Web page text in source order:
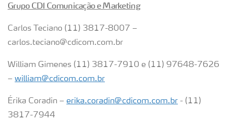
Grupo CDI Comunicação e Marketing
Carlos Teciano (11) 3817-8007 –
carlos.teciano@cdicom.com.br
William Gimenes (11) 3817-7910 e (11) 97648-7626
– william@cdicom.com.br
Érika Coradin – erika.coradin@cdicom.com.br - (11)
3817-7944